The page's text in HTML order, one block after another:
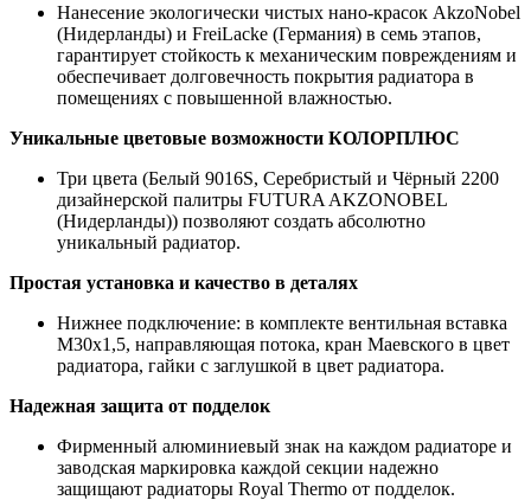
Нанесение экологически чистых нано-красок AkzoNobel
(Нидерланды) и FreiLacke (Германия) в семь этапов,
гарантирует стойкость к механическим повреждениям и
обеспечивает долговечность покрытия радиатора в
помещениях с повышенной влажностью.
Уникальные цветовые возможности КОЛОРПЛЮС
Три цвета (Белый 9016S, Серебристый и Чёрный 2200
дизайнерской палитры FUTURA AKZONOBEL
(Нидерланды)) позволяют создать абсолютно
уникальный радиатор.
Простая установка и качество в деталях
Нижнее подключение: в комплекте вентильная вставка
M30x1,5, направляющая потока, кран Маевского в цвет
радиатора, гайки с заглушкой в цвет радиатора.
Надежная защита от подделок
Фирменный алюминиевый знак на каждом радиаторе и
заводская маркировка каждой секции надежно
защищают радиаторы Royal Thermo от подделок.